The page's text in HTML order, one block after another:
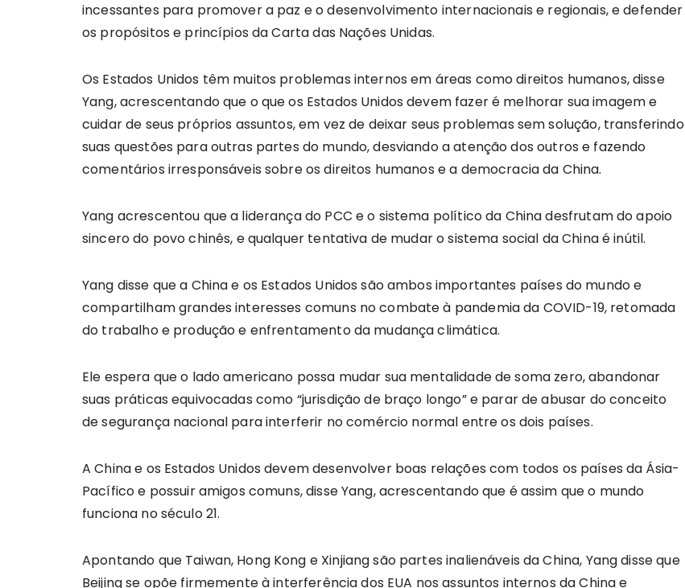
incessantes para promover a paz e o desenvolvimento internacionais e regionais, e defender
os propósitos e princípios da Carta das Nações Unidas.
Os Estados Unidos têm muitos problemas internos em áreas como direitos humanos, disse
Yang, acrescentando que o que os Estados Unidos devem fazer é melhorar sua imagem e
cuidar de seus próprios assuntos, em vez de deixar seus problemas sem solução, transferindo
suas questões para outras partes do mundo, desviando a atenção dos outros e fazendo
comentários irresponsáveis sobre os direitos humanos e a democracia da China.
Yang acrescentou que a liderança do PCC e o sistema político da China desfrutam do apoio
sincero do povo chinês, e qualquer tentativa de mudar o sistema social da China é inútil.
Yang disse que a China e os Estados Unidos são ambos importantes países do mundo e
compartilham grandes interesses comuns no combate à pandemia da COVID-19, retomada
do trabalho e produção e enfrentamento da mudança climática.
Ele espera que o lado americano possa mudar sua mentalidade de soma zero, abandonar
suas práticas equivocadas como “jurisdição de braço longo” e parar de abusar do conceito
de segurança nacional para interferir no comércio normal entre os dois países.
A China e os Estados Unidos devem desenvolver boas relações com todos os países da Ásia-
Pacífico e possuir amigos comuns, disse Yang, acrescentando que é assim que o mundo
funciona no século 21.
Apontando que Taiwan, Hong Kong e Xinjiang são partes inalienáveis da China, Yang disse que
Beijing se opõe firmemente à interferência dos EUA nos assuntos internos da China e